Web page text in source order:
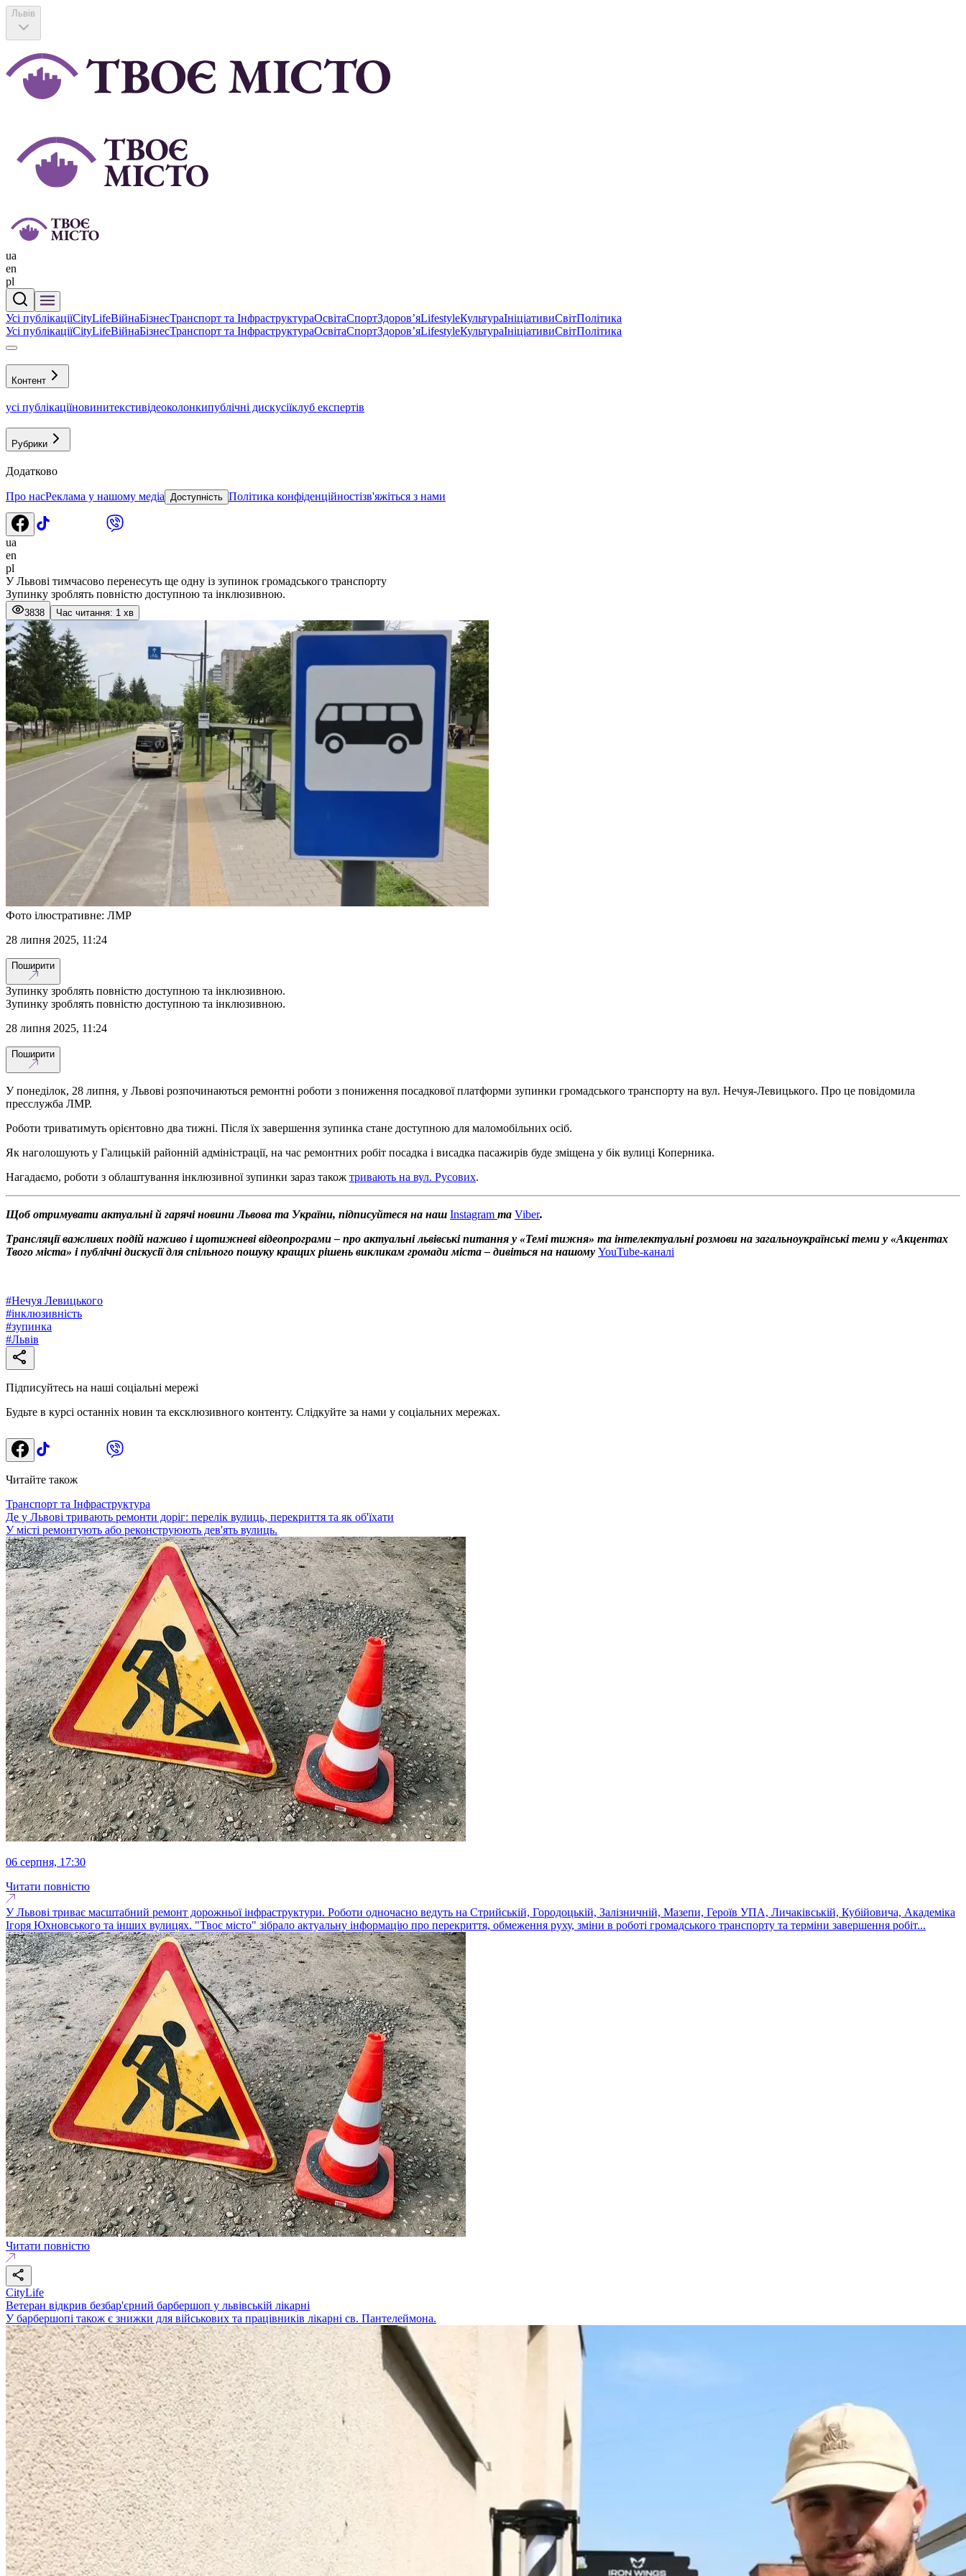
Львів
ua
en
pl
Усі публікаціїCityLifeВійнаБізнесТранспорт та ІнфраструктураОсвітаСпортЗдоровʼяLifestyleКультураІніціативиСвітПолітика
Усі публікаціїCityLifeВійнаБізнесТранспорт та ІнфраструктураОсвітаСпортЗдоровʼяLifestyleКультураІніціативиСвітПолітика
Контент
усі публікаціїновинитекстивідеоколонкипублічні дискусіїклуб експертів
Рубрики
Додатково
Про насРеклама у нашому медіа Доступність Політика конфіденційностізв'яжіться з нами
ua
en
pl
У Львові тимчасово перенесуть ще одну із зупинок громадського транспорту
Зупинку зроблять повністю доступною та інклюзивною.
3838 Час читання: 1 хв
Фото ілюстративне: ЛМР
28 липня 2025, 11:24
Поширити
Зупинку зроблять повністю доступною та інклюзивною.
Зупинку зроблять повністю доступною та інклюзивною.
28 липня 2025, 11:24
Поширити
У понеділок, 28 липня, у Львові розпочинаються ремонтні роботи з пониження посадкової платформи зупинки громадського транспорту на вул. Нечуя-Левицького. Про це повідомила
пресслужба ЛМР.
Роботи триватимуть орієнтовно два тижні. Після їх завершення зупинка стане доступною для маломобільних осіб.
Як наголошують у Галицькій районній адміністрації, на час ремонтних робіт посадка і висадка пасажирів буде зміщена у бік вулиці Коперника.
Нагадаємо, роботи з облаштування інклюзивної зупинки зараз також тривають на вул. Русових.
Щоб отримувати актуальні й гарячі новини Львова та України, підписуйтеся на наш Instagram та Viber.
Трансляції важливих подій наживо і щотижневі відеопрограми – про актуальні львівські питання у «Темі тижня» та інтелектуальні розмови на загальноукраїнські теми у «Акцентах
Твого міста» і публічні дискусії для спільного пошуку кращих рішень викликам громади міста – дивіться на нашому YouTube-каналі
#Нечуя Левицького
#інклюзивність
#зупинка
#Львів
Підписуйтесь на наші соціальні мережі
Будьте в курсі останніх новин та ексклюзивного контенту. Слідкуйте за нами у соціальних мережах.
Читайте також
Транспорт та Інфраструктура
Де у Львові тривають ремонти доріг: перелік вулиць, перекриття та як об'їхати
У місті ремонтують або реконструюють дев'ять вулиць.
06 серпня, 17:30
Читати повністю
У Львові триває масштабний ремонт дорожньої інфраструктури. Роботи одночасно ведуть на Стрийській, Городоцькій, Залізничній, Мазепи, Героїв УПА, Личаківській, Кубійовича, Академіка
Ігоря Юхновського та інших вулицях. "Твоє місто" зібрало актуальну інформацію про перекриття, обмеження руху, зміни в роботі громадського транспорту та терміни завершення робіт...
Читати повністю
CityLife
Ветеран відкрив безбар'єрний барбершоп у львівській лікарні
У барбершопі також є знижки для військових та працівників лікарні св. Пантелеймона.